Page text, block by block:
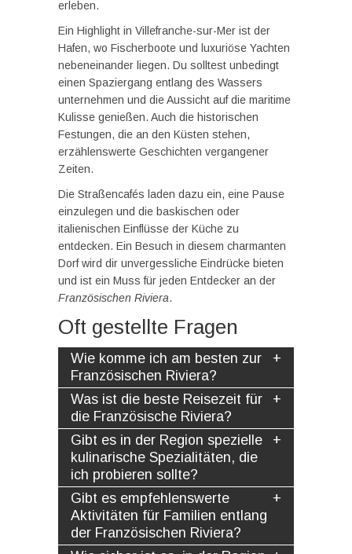
erleben.
Ein Highlight in Villefranche-sur-Mer ist der
Hafen, wo Fischerboote und luxuriöse Yachten
nebeneinander liegen. Du solltest unbedingt
einen Spaziergang entlang des Wassers
unternehmen und die Aussicht auf die maritime
Kulisse genießen. Auch die historischen
Festungen, die an den Küsten stehen,
erzählenswerte Geschichten vergangener
Zeiten.
Die Straßencafés laden dazu ein, eine Pause
einzulegen und die baskischen oder
italienischen Einflüsse der Küche zu
entdecken. Ein Besuch in diesem charmanten
Dorf wird dir unvergessliche Eindrücke bieten
und ist ein Muss für jeden Entdecker an der
Französischen Riviera.
Oft gestellte Fragen
Wie komme ich am besten zur
Französischen Riviera?
Was ist die beste Reisezeit für
die Französische Riviera?
Gibt es in der Region spezielle
kulinarische Spezialitäten, die
ich probieren sollte?
Gibt es empfehlenswerte
Aktivitäten für Familien entlang
der Französischen Riviera?